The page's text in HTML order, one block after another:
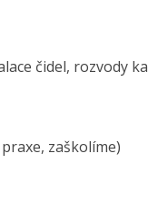
čidel, rozvody
zaškolíme)